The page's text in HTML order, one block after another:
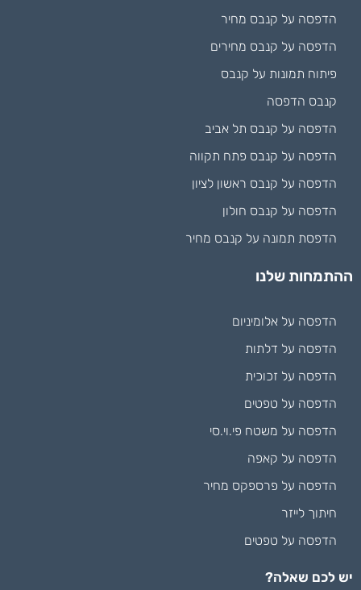
הדפסה על קנבס מחיר
הדפסה על קנבס מחירים
פיתוח תמונות על קנבס
קנבס הדפסה
הדפסה על קנבס תל אביב
הדפסה על קנבס פתח תקווה
הדפסה על קנבס ראשון לציון
הדפסה על קנבס חולון
הדפסת תמונה על קנבס מחיר
ההתמחות שלנו
הדפסה על אלומיניום
הדפסה על דלתות
הדפסה על זכוכית
הדפסה על טפטים
הדפסה על משטח פי.וי.סי
הדפסה על קאפה
הדפסה על פרספקס מחיר
חיתוך לייזר
הדפסה על טפטים
יש לכם שאלה?